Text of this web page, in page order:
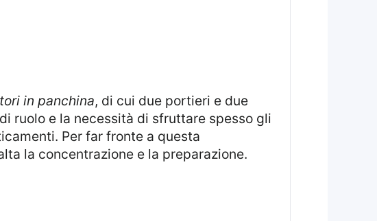
in panchina, di cui due portieri e due
ruolo e la necessità di sfruttare spesso gli
Per far fronte a questa
la concentrazione e la preparazione.